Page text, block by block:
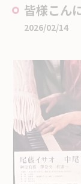
皆様こん
2026/02/14